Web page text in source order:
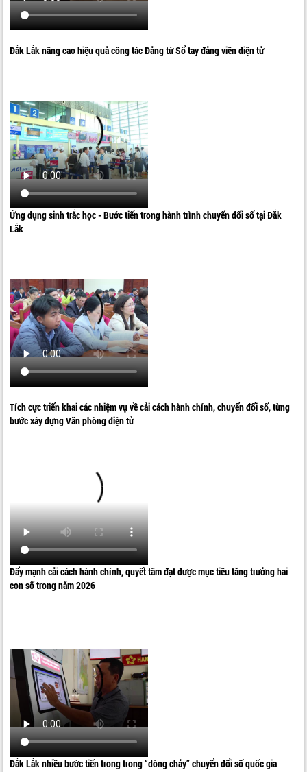
Đắk Lắk nâng cao hiệu quả công tác Đảng từ Sổ tay đảng viên điện tử
Ứng dụng sinh trắc học - Bước tiến trong hành trình chuyển đổi số tại Đắk
Lắk
Tích cực triển khai các nhiệm vụ về cải cách hành chính, chuyển đổi số, từng
bước xây dựng Văn phòng điện tử
Đẩy mạnh cải cách hành chính, quyết tâm đạt được mục tiêu tăng trưởng hai
con số trong năm 2026
Đắk Lắk nhiều bước tiến trong trong “dòng chảy” chuyển đổi số quốc gia